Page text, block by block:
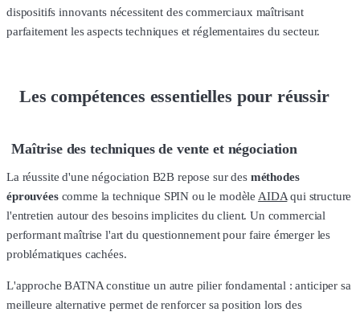
dispositifs innovants nécessitent des commerciaux maîtrisant
parfaitement les aspects techniques et réglementaires du secteur.
Les compétences essentielles pour réussir
Maîtrise des techniques de vente et négociation
La réussite d'une négociation B2B repose sur des méthodes
éprouvéescomme la technique SPIN ou le modèle AIDAqui structure
l'entretien autour des besoins implicites du client. Un commercial
performant maîtrise l'art du questionnement pour faire émerger les
problématiques cachées.
L'approche BATNA constitue un autre pilier fondamental : anticiper sa
meilleure alternative permet de renforcer sa position lors des